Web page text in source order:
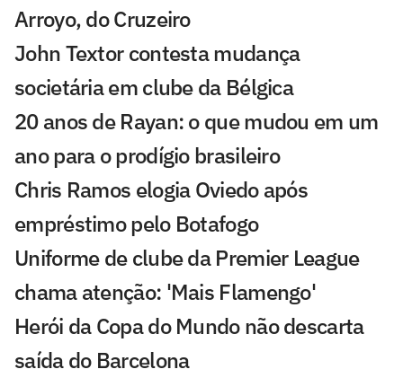
Arroyo, do Cruzeiro
John Textor contesta mudança
societária em clube da Bélgica
20 anos de Rayan: o que mudou em um
ano para o prodígio brasileiro
Chris Ramos elogia Oviedo após
empréstimo pelo Botafogo
Uniforme de clube da Premier League
chama atenção: 'Mais Flamengo'
Herói da Copa do Mundo não descarta
saída do Barcelona